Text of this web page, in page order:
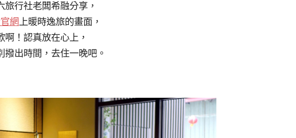
旅行社老闆希融分享，
網 上暖時逸旅的畫面，
啊！認真放在心上，
撥出時間，去住一晚吧。